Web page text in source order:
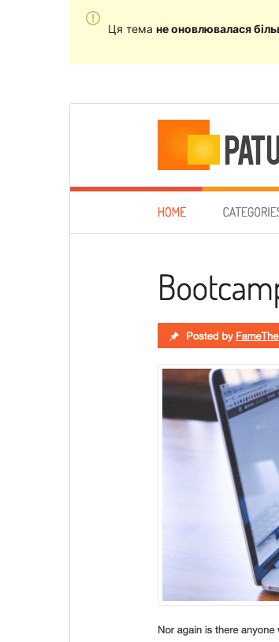
Ця тема не оновлювалася